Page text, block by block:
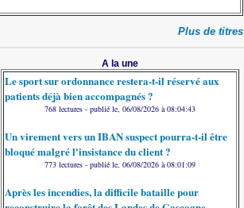
Plus de titres
A la une
Le sport sur ordonnance restera-t-il réservé aux
patients déjà bien accompagnés ?
768 lectures - publié le, 06/08/2026 à 08:04:43
Un virement vers un IBAN suspect pourra-t-il être
bloqué malgré l'insistance du client ?
773 lectures - publié le, 06/08/2026 à 08:01:09
Après les incendies, la difficile bataille pour